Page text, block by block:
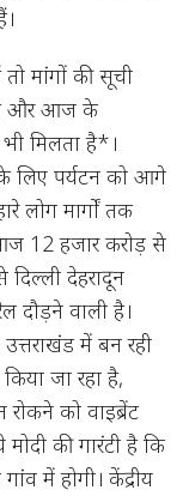
मांगों की सूची
और आज के
मिलता है*।
लिए पर्यटन को आगे
लोग मार्गों तक
12 हजार करोड़ से
देहरादून
दौड़ने वाली है।
में बन रही
जा रहा है,
रोकने को वाइब्रेंट
की गारंटी है कि
में होगी। केंद्रीय